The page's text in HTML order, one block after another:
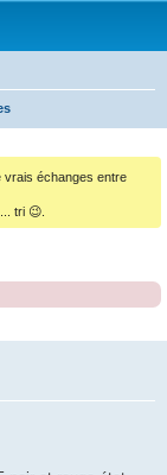
vrais échanges entre
tri 😉.